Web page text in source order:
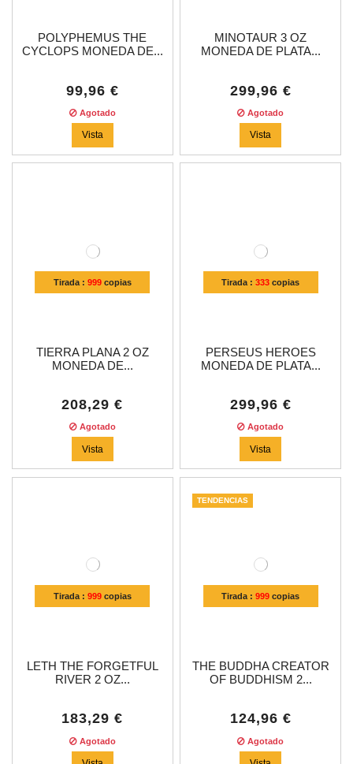
POLYPHEMUS THE
CYCLOPS MONEDA DE...
99,96 €
Agotado
Vista
MINOTAUR 3 OZ
MONEDA DE PLATA...
299,96 €
Agotado
Vista
Tirada : 999copias
TIERRA PLANA 2 OZ
MONEDA DE...
208,29 €
Agotado
Vista
Tirada :333 copias
PERSEUS HEROES
MONEDA DE PLATA...
299,96 €
Agotado
Vista
Tirada : 999copias
LETH THE FORGETFUL
RIVER 2 OZ...
183,29 €
Agotado
Tirada :999 copias
TENDENCIAS
THE BUDDHA CREATOR
OF BUDDHISM 2...
124,96 €
Agotado